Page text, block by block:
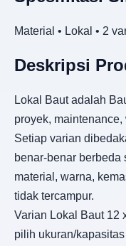
Material • Lokal • 2
Deskripsi
Lokal Baut adalah
proyek,
Setiap varian
benar-benar berbeda
material, warna,
tidak tercampur.
Varian Lokal Baut 12
pilih ukuran/